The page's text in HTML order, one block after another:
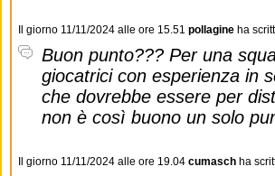
Il giorno 11/11/2024 alle ore 15.51 pollagine ha
Buon punto??? Per una
giocatrici con esperienza in
che dovrebbe essere per
non è così buono un solo
Il giorno 11/11/2024 alle ore 19.04 cumasch ha